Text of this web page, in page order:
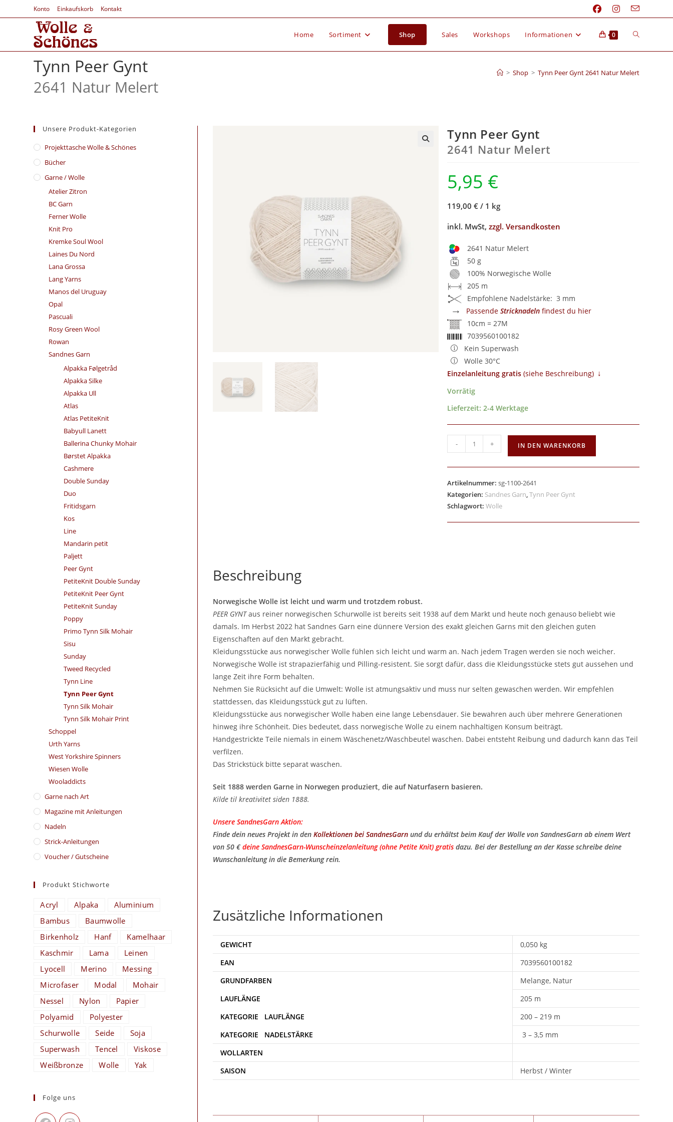
Konto Einkaufskorb Kontakt
Home Sortiment Shop Sales Workshops Informationen 0
Tynn Peer Gynt
2641 Natur Melert
> Shop > Tynn Peer Gynt 2641 Natur Melert
Tynn Peer Gynt
2641 Natur Melert
5,95 €
119,00 € / 1 kg
inkl. MwSt,zzgl. Versandkosten
2641 Natur Melert
50 g
100% Norwegische Wolle
205 m
Empfohlene Nadelstärke: 3 mm
→ PassendeStricknadeln findest du hier
10cm = 27M
7039560100182
Kein Superwash
Wolle 30°C
Einzelanleitung gratis ​ (siehe Beschreibung) ↓
Vorrätig
Lieferzeit:2-4 Werktage
- + IN DEN WARENKORB
Artikelnummer:sg-1100-2641
Kategorien: Sandnes Garn,Tynn Peer Gynt
Schlagwort:Wolle
Beschreibung
Norwegische Wolle ist leicht und warm und trotzdem robust.
PEER GYNTaus reiner norwegischen Schurwolle ist bereits seit 1938 auf dem Markt und heute noch genauso beliebt wie
damals. Im Herbst 2022 hat Sandnes Garn eine dünnere Version des exakt gleichen Garns mit den gleichen guten
Eigenschaften auf den Markt gebracht.
Kleidungsstücke aus norwegischer Wolle fühlen sich leicht und warm an. Nach jedem Tragen werden sie noch weicher.
Norwegische Wolle ist strapazierfähig und Pilling-resistent. Sie sorgt dafür, dass die Kleidungsstücke stets gut aussehen und
lange Zeit ihre Form behalten.
Nehmen Sie Rücksicht auf die Umwelt: Wolle ist atmungsaktiv und muss nur selten gewaschen werden. Wir empfehlen
stattdessen, das Kleidungsstück gut zu lüften.
Kleidungsstücke aus norwegischer Wolle haben eine lange Lebensdauer. Sie bewahren auch über mehrere Generationen
hinweg ihre Schönheit. Dies bedeutet, dass norwegische Wolle zu einem nachhaltigen Konsum beiträgt.
Handgestrickte Teile niemals in einem Wäschenetz/Waschbeutel waschen. Dabei entsteht Reibung und dadurch kann das Teil
verfilzen.
Das Strickstück bitte separat waschen.
Seit 1888 werden Garne in Norwegen produziert, die auf Naturfasern basieren.
Kilde til kreativitet siden 1888.
Unsere SandnesGarn Aktion:
Finde dein neues Projekt in den Kollektionen bei SandnesGarnund du erhältst beim Kauf der Wolle von SandnesGarn ab einem Wert
von 50 €deine SandnesGarn-Wunscheinzelanleitung (ohne Petite Knit) gratis​ dazu. Bei der Bestellung an der Kasse schreibe deine
Wunschanleitung in die Bemerkung rein.
Zusätzliche Informationen
GEWICHT
0,050 kg
EAN
7039560100182
Melange, Natur
205 m
200 – 219 m
3 – 3,5 mm
WOLLARTEN
SAISON
Herbst / Winter
Unsere Produkt-Kategorien
​Projekttasche Wolle & Schönes
Bücher
Garne / Wolle
Atelier Zitron
BC Garn
Ferner Wolle
Knit Pro
Kremke Soul Wool
Laines Du Nord
Lana Grossa
Lang Yarns
Manos del Uruguay
Opal
Pascuali
Rosy Green Wool
Rowan
Sandnes Garn
Alpakka Følgetråd
Alpakka Silke
Alpakka Ull
Atlas
Atlas PetiteKnit
Babyull Lanett
Ballerina Chunky Mohair
Børstet Alpakka
Cashmere
Double Sunday
Duo
Fritidsgarn
Kos
Line
Mandarin petit
Paljett
Peer Gynt
PetiteKnit Double Sunday
PetiteKnit Peer Gynt
PetiteKnit Sunday
Poppy
Primo Tynn Silk Mohair
Sisu
Sunday
Tweed Recycled
Tynn Line
Tynn Peer Gynt
Tynn Silk Mohair
Tynn Silk Mohair Print
Schoppel
Urth Yarns
West Yorkshire Spinners
Wiesen Wolle
Wooladdicts
Garne nach Art
Magazine mit Anleitungen
Nadeln
Strick-Anleitungen
Voucher / Gutscheine
Produkt Stichworte
Acryl Alpaka
Aluminium
Bambus
Baumwolle
Birkenholz
Hanf
Kamelhaar
Kaschmir
Lama
Leinen
Lyocell
Merino
Messing
Microfaser
Modal
Mohair
Nessel
Nylon
Papier
Polyamid
Polyester
Schurwolle
Seide
Soja
Superwash
Tencel
Viskose
Weißbronze
Wolle Yak
Folge uns